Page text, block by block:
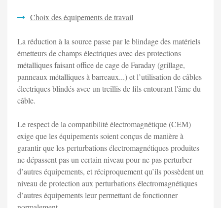
Choix des équipements de travail
La réduction à la source passe par le blindage des matériels
émetteurs de champs électriques avec des protections
métalliques faisant office de cage de Faraday (grillage,
panneaux métalliques à barreaux...) et l’utilisation de câbles
électriques blindés avec un treillis de fils entourant l'âme du
câble.
Le respect de la compatibilité électromagnétique (CEM)
exige que les équipements soient conçus de manière à
garantir que les perturbations électromagnétiques produites
ne dépassent pas un certain niveau pour ne pas perturber
d’autres équipements, et réciproquement qu’ils possèdent un
niveau de protection aux perturbations électromagnétiques
d’autres équipements leur permettant de fonctionner